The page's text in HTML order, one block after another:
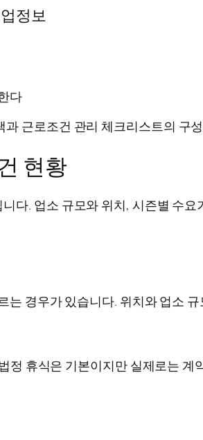
정보
다
근로조건 관리 체크리스트의 구
현황
다. 업소 규모와 위치, 시즌별 수
경우가 있습니다. 위치와 업소
휴식은 기본이지만 실제로는 계